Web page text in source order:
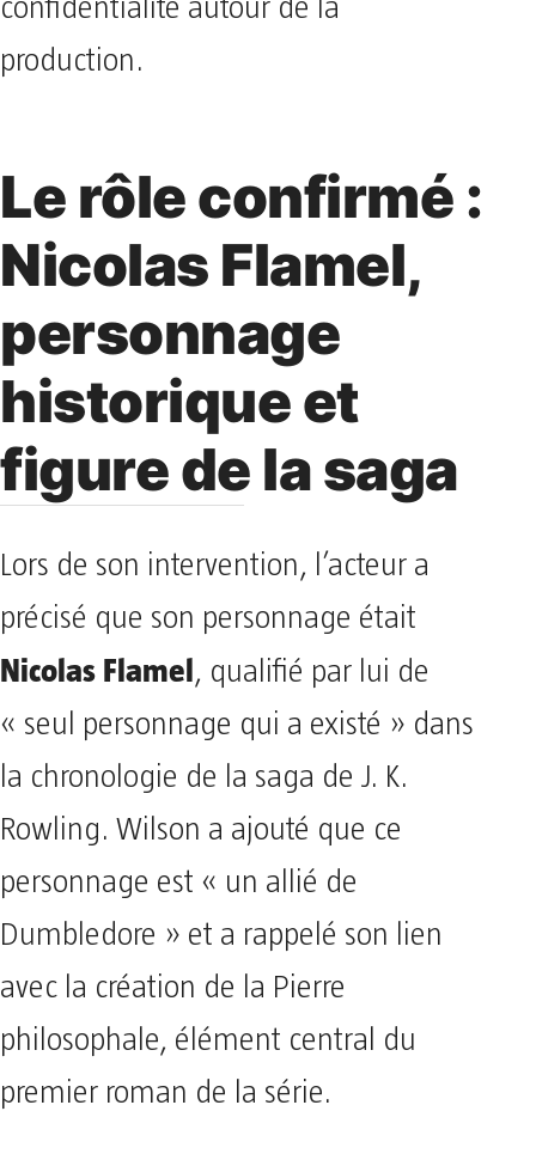
confidentialité autour de la
production.
Le rôle confirmé :
Nicolas Flamel,
personnage
historique et
figure de la saga
Lors de son intervention, l’acteur a
précisé que son personnage était
Nicolas Flamel, qualifié par lui de
« seul personnage qui a existé » dans
la chronologie de la saga de J. K.
Rowling. Wilson a ajouté que ce
personnage est « un allié de
Dumbledore » et a rappelé son lien
avec la création de la Pierre
philosophale, élément central du
premier roman de la série.